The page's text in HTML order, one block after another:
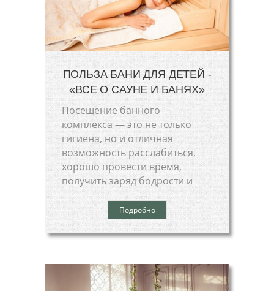
ПОЛЬЗА БАНИ ДЛЯ ДЕТЕЙ -
«ВСЕ О САУНЕ И БАНЯХ»
Посещение банного
комплекса — это не только
гигиена, но и отличная
возможность расслабиться,
хорошо провести время,
получить заряд бодрости и
Подробно